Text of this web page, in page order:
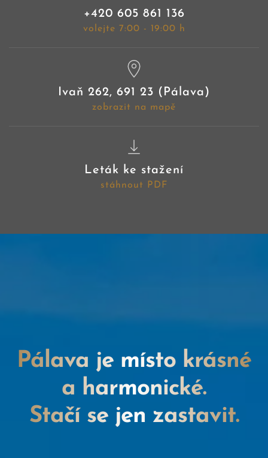
+420 605 861 136
volejte 7:00 - 19:00 h
Ivaň 262, 691 23 (Pálava)
zobrazit na mapě
Leták ke stažení
stáhnout PDF
Pálava je místo krásné
a harmonické.
Stačí se jen zastavit.